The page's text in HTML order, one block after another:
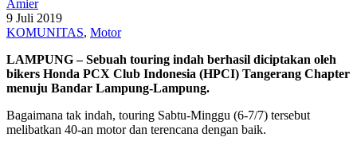
Amier
9 Juli 2019
KOMUNITAS, Motor
LAMPUNG – Sebuah touring indah berhasil diciptakan oleh
bikers Honda PCX Club Indonesia (HPCI) Tangerang Chapter
menuju Bandar Lampung-Lampung.
Bagaimana tak indah, touring Sabtu-Minggu (6-7/7) tersebut
melibatkan 40-an motor dan terencana dengan baik.